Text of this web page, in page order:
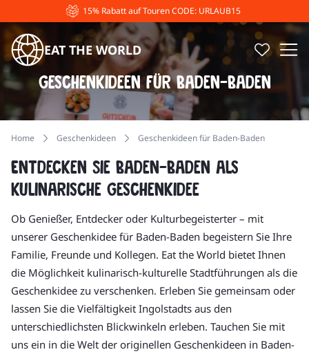
15% Rabatt auf Touren CODE: URLAUB15
EAT THE WORLD
Geschenkideen für Baden-Baden
Home Geschenkideen Geschenkideen für Baden-Baden
Entdecken Sie Baden-Baden als
kulinarische Geschenkidee
Ob Genießer, Entdecker oder Kulturbegeisterter – mit
unserer Geschenkidee für Baden-Baden begeistern Sie Ihre
Familie, Freunde und Kollegen. Eat the World bietet Ihnen
die Möglichkeit kulinarisch-kulturelle Stadtführungen als die
Geschenkidee zu verschenken. Erleben Sie gemeinsam oder
lassen Sie die Vielfältigkeit Ingolstadts aus den
unterschiedlichsten Blickwinkeln erleben. Tauchen Sie mit
uns ein in die Welt der originellen Geschenkideen in Baden-